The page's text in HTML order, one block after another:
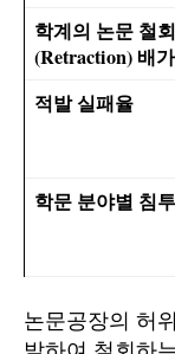
학계의 논문 철회
(Retraction) 배
적발 실패율
학문 분야별 침
논문공장의 허